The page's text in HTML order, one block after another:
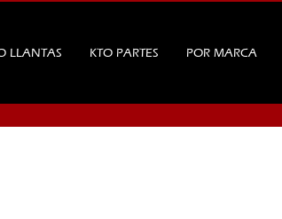
LLANTAS KTO PARTES POR MARCA